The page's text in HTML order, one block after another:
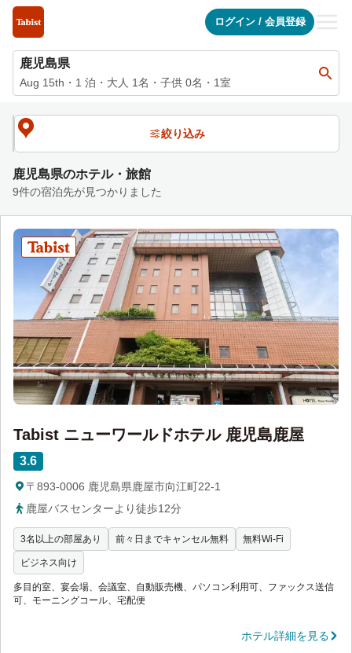
ログイン/ 会員登録
鹿児島県
Aug 15th ・ 1 泊 ・ 大人 1名・子供 0名・ 1室
絞り込み
鹿児島県のホテル・旅館
9件の宿泊先が見つかりました
Tabist ニューワールドホテル 鹿児島鹿屋
3.6
〒893-0006 鹿児島県鹿屋市向江町22-1
鹿屋バスセンターより徒歩12分
3名以上の部屋あり 前々日までキャンセル無料 無料Wi-Fi
ビジネス向け
多目的室、宴会場、会議室、自動販売機、パソコン利用可、ファックス送信
可、モーニングコール、宅配便
ホテル詳細を見る
鹿児島県の宿泊施設一覧 | Tabist（タビスト）宿泊予約サイト